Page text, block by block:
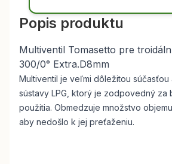
Popis produktu
Multiventil Tomasetto pre
300/0° Extra.D8mm
Multiventil je veľmi dôležitou súčasťou
sústavy LPG, ktorý je zodpovedný za
použitia. Obmedzuje množstvo
aby nedošlo k jej preťaženiu.